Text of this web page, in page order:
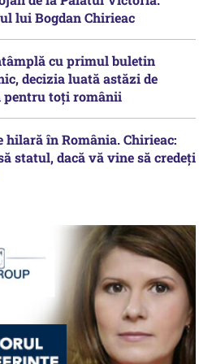
lui Bogdan Chirieac
cu primul buletin
decizia luată astăzi de
pentru toți românii
hilară în România. Chirieac:
statul, dacă vă vine să credeți